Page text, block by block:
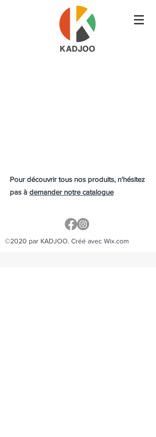
Pour découvrir tous nos produits, n'hésitez
pas à demander notre catalogue
©2020 par KADJOO. Créé avec Wix.com